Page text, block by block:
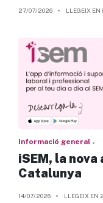
27/07/2026 LLEGEIX EN
Informació general
iSEM, la
Catalunya
14/07/2026 LLEGEIX EN